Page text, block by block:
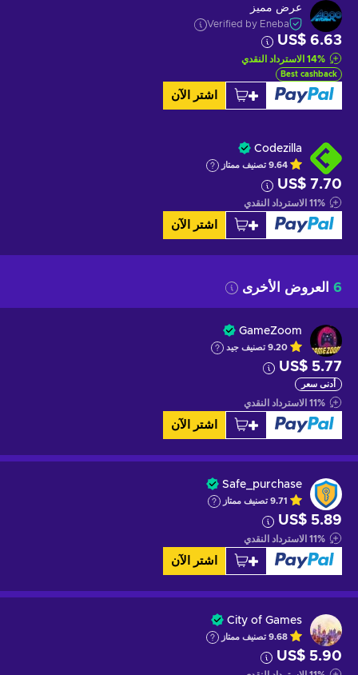
عرض مميز
Verified by Eneba
US$ 6.63
14% الاسترداد النقدي
Best cashback
اشتر الآن
Codezilla
9.64 تصنيف ممتاز
US$ 7.70
11% الاسترداد النقدي
اشتر الآن
6 العروض الأخرى
GameZoom
9.20 تصنيف جيد
US$ 5.77
أدنى سعر
11% الاسترداد النقدي
اشتر الآن
Safe_purchase
9.71 تصنيف ممتاز
US$ 5.89
11% الاسترداد النقدي
اشتر الآن
City of Games
9.68 تصنيف ممتاز
US$ 5.90